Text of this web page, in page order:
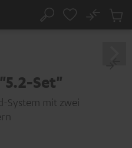
Suche
No
Set"
System mit zwei